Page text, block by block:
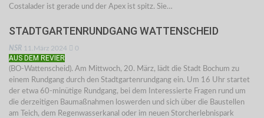
Costalader ist gerade und der Apex ist spitz. Sie…
STADTGARTENRUNDGANG WATTENSCHEID
NSR 11.März 2024 0
AUS DEM REVIER
(BO-Wattenscheid). Am Mittwoch, 20. März, lädt die Stadt Bochum zu
einem Rundgang durch den Stadtgartenrundgang ein. Um 16 Uhr startet
der etwa 60-minütige Rundgang, bei dem Interessierte Fragen rund um
die derzeitigen Baumaßnahmen loswerden und sich über die Baustellen
am Teich, dem Regenwasserkanal oder im neuen Storcherlebnispark